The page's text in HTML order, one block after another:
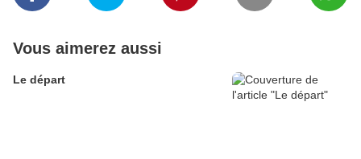
Vous aimerez aussi
Le départ